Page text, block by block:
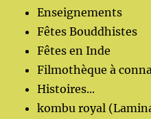
Enseignements
Fêtes Bouddhistes
Fêtes en Inde
Filmothèque à
Histoires...
kombu royal